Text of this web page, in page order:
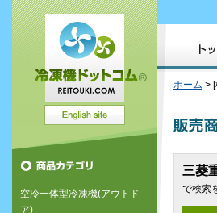
ホーム >
三菱
で検索
空冷一体型冷凍機(アウトド
ア)